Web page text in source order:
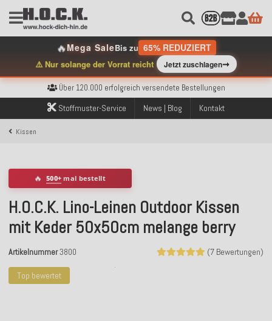
🔥Mega SaleBis zu 65% REDUZIERT
⚠️ Nur solange der Vorrat reicht Jetzt zuschlagen➞
Kostenloser Versand innerhalb Deutschlands ab 99€ Bestellwert
Über 120.000 erfolgreich versendete Bestellungen
Sicher bezahlen mit Klarna, PayPal & Amazon Pay
Kostenloser Versand innerhalb Deutschlands ab 99€ Bestellwert
Über 120.000 erfolgreich versendete Bestellungen
Stoffmuster-Service News | Blog Kontakt
Kissen
Top bewertet
🔥 500+ mal bestellt
H.O.C.K. Lino-Leinen Outdoor Kissen
mit Keder 50x50cm melange berry
(7 Bewertungen)
Artikelnummer3800